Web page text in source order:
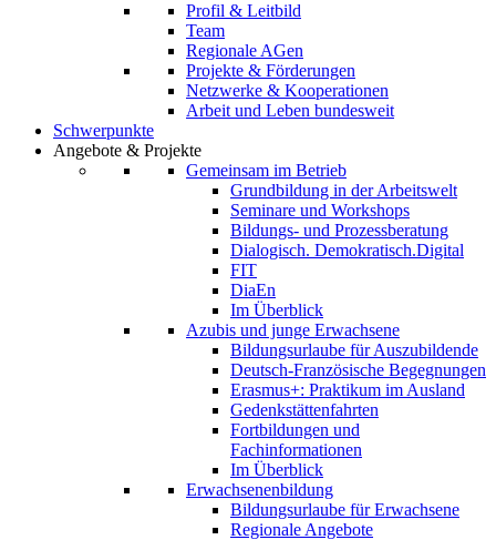
Profil & Leitbild
Team
Regionale AGen
Projekte & Förderungen
Netzwerke & Kooperationen
Arbeit und Leben bundesweit
Schwerpunkte
Angebote & Projekte
Gemeinsam im Betrieb
Grundbildung in der Arbeitswelt
Seminare und Workshops
Bildungs- und Prozessberatung
Dialogisch. Demokratisch.Digital
FIT
DiaEn
Im Überblick
Azubis und junge Erwachsene
Bildungsurlaube für Auszubildende
Deutsch-Französische Begegnungen
Erasmus+: Praktikum im Ausland
Gedenkstättenfahrten
Fortbildungen und
Fachinformationen
Im Überblick
Erwachsenenbildung
Bildungsurlaube für Erwachsene
Regionale Angebote